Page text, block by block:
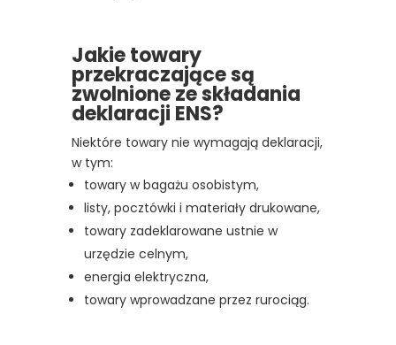
Jakie towary
przekraczające są
zwolnione ze składania
deklaracji ENS?
Niektóre towary nie wymagają deklaracji,
w tym:
towary w bagażu osobistym,
listy, pocztówki i materiały drukowane,
towary zadeklarowane ustnie w
urzędzie celnym,
energia elektryczna,
towary wprowadzane przez rurociąg.